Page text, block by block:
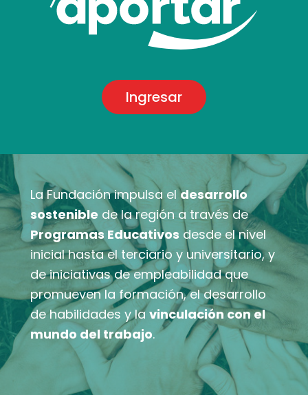
Ingresar
La Fundación impulsa eldesarrollo
sostenible de la región a través de
Programas Educativos desde el nivel
inicial hasta el terciario y universitario, y
de iniciativas de empleabilidad que
promueven la formación, el desarrollo
de habilidades y lavinculación con el
mundo del trabajo.